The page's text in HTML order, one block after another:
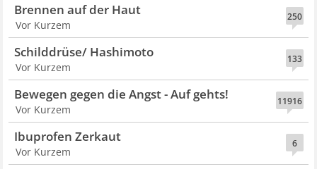
250
Brennen auf der Haut
Vor Kurzem
133
Schilddrüse/ Hashimoto
Vor Kurzem
11916
Bewegen gegen die Angst - Auf gehts!
Vor Kurzem
6
Ibuprofen Zerkaut
Vor Kurzem